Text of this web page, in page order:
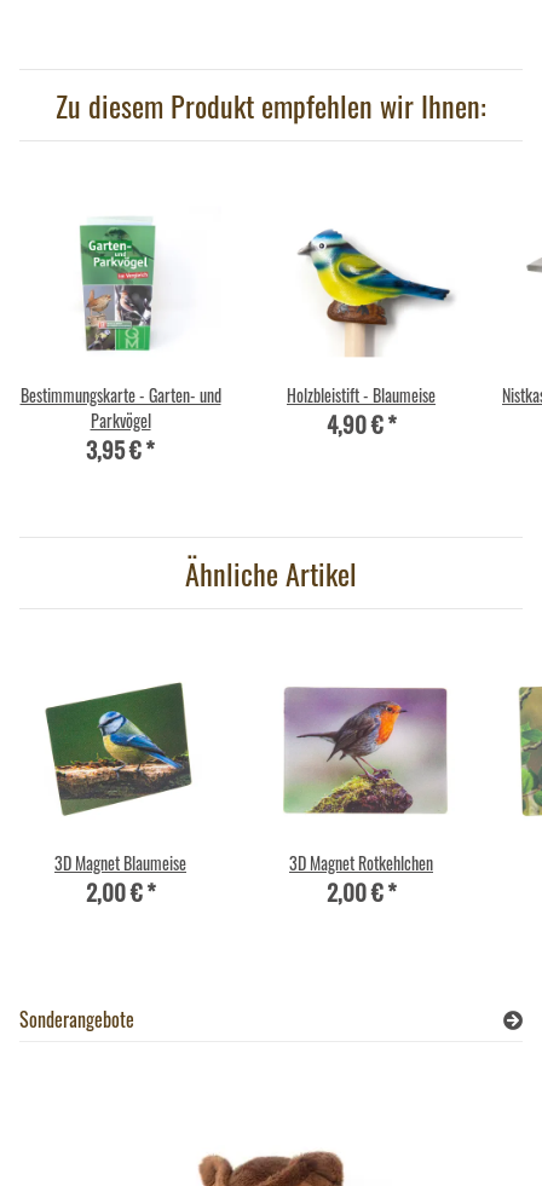
Zu diesem Produkt empfehlen wir Ihnen:
Bestimmungskarte - Garten- und
Parkvögel
3,95 €*
Holzbleistift - Blaumeise
4,90 €*
Ähnliche Artikel
3D Magnet Blaumeise
2,00 €*
3D Magnet Rotkehlchen
2,00 €*
Sonderangebote